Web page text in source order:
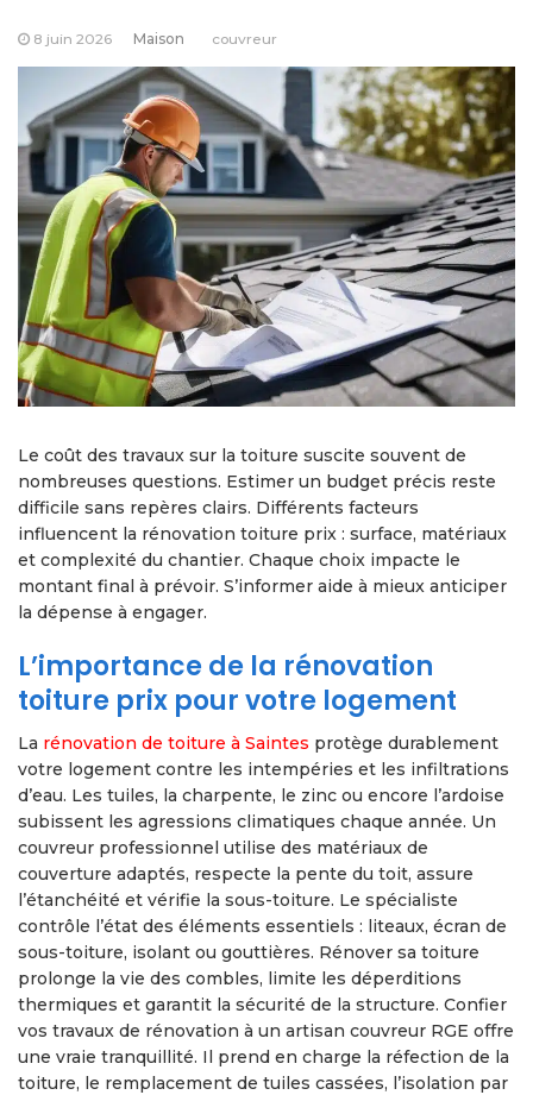
8 juin 2026 Maison couvreur
Le coût des travaux sur la toiture suscite souvent de
nombreuses questions. Estimer un budget précis reste
difficile sans repères clairs. Différents facteurs
influencent la rénovation toiture prix : surface, matériaux
et complexité du chantier. Chaque choix impacte le
montant final à prévoir. S’informer aide à mieux anticiper
la dépense à engager.
L’importance de la rénovation
toiture prix pour votre logement
La rénovation de toiture à Saintes protège durablement
votre logement contre les intempéries et les infiltrations
d’eau. Les tuiles, la charpente, le zinc ou encore l’ardoise
subissent les agressions climatiques chaque année. Un
couvreur professionnel utilise des matériaux de
couverture adaptés, respecte la pente du toit, assure
l’étanchéité et vérifie la sous-toiture. Le spécialiste
contrôle l’état des éléments essentiels : liteaux, écran de
sous-toiture, isolant ou gouttières. Rénover sa toiture
prolonge la vie des combles, limite les déperditions
thermiques et garantit la sécurité de la structure. Confier
vos travaux de rénovation à un artisan couvreur RGE offre
une vraie tranquillité. Il prend en charge la réfection de la
toiture, le remplacement de tuiles cassées, l’isolation par